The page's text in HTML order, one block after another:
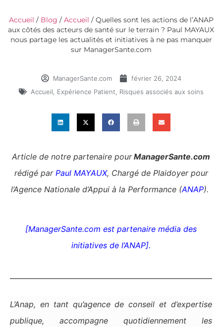
Accueil / Blog / Accueil / Quelles sont les actions de l’ANAP
aux côtés des acteurs de santé sur le terrain ? Paul MAYAUX
nous partage les actualités et initiatives à ne pas manquer
sur ManagerSante.com
ManagerSante.com
février 26, 2024
Accueil
Expérience Patient Risques associés aux soins
Article de notre partenaire pourManagerSante.com
rédigé parPaul MAYAUX, Chargé de Plaidoyer pour
l’Agence Nationale d’Appui à la Performance (ANAP).
[ManagerSante.com est partenaire média des
initiatives de l’ANAP].
L’Anap, en tant qu’agence de conseil et d’expertise
publique, accompagne quotidiennement les